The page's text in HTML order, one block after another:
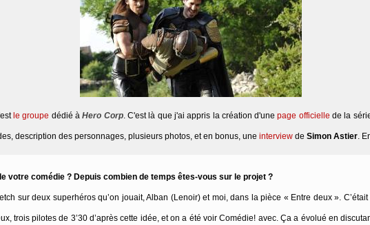
le groupe dédié àHero Corp. C'est là que j'ai appris la création d'unepage officielle de la
description des personnages, plusieurs photos, et en bonus, une interview de Simon Astier.
votre comédie ? Depuis combien de temps êtes-vous sur le projet ?
sur deux superhéros qu’on jouait, Alban (Lenoir) et moi, dans la pièce « Entre deux ».
trois pilotes de 3’30 d’après cette idée, et on a été voir Comédie! avec. Ça a évolué en